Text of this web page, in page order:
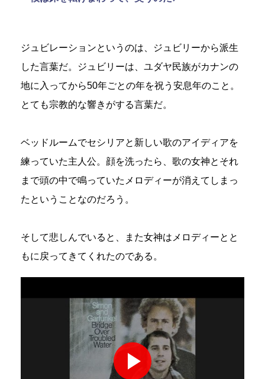
ジュビレーションというのは、ジュビリーから派生
した言葉だ。ジュビリーは、ユダヤ民族がカナンの
地に入ってから50年ごとの年を祝う安息年のこと。
とても宗教的な響きがする言葉だ。
ベッドルームでセシリアと新しい歌のアイディアを
練っていた主人公。顔を洗ったら、歌の女神とそれ
まで頭の中で鳴っていたメロディーが消えてしまっ
たということなのだろう。
そして悲しんでいると、また女神はメロディーとと
もに戻ってきてくれたのである。